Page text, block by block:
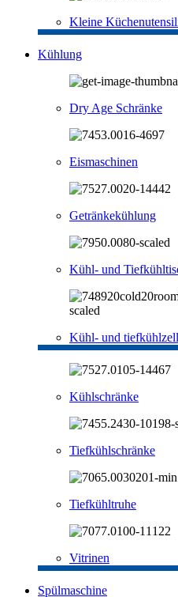
Kleine
Kühlung
Dry Age Schränke
Eismaschinen
Getränkekühlung
Kühl- und
Kühl- und
Kühlschränke
Tiefkühlschränke
Tiefkühltruhe
Vitrinen
Spülmaschine